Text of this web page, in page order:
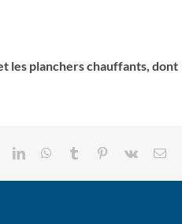
les planchers chauffants, dont
LinkedInWhatsApp
Tumblr Pinterest
Vk